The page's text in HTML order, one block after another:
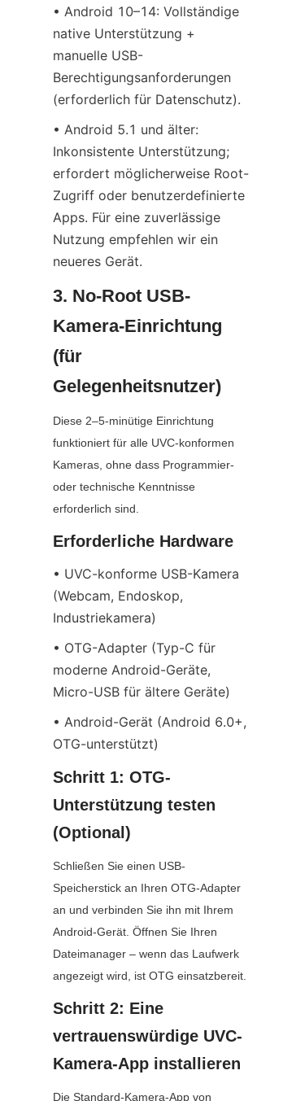
• Android 10–14: Vollständige
native Unterstützung +
manuelle USB-
Berechtigungsanforderungen
(erforderlich für Datenschutz).
• Android 5.1 und älter:
Inkonsistente Unterstützung;
erfordert möglicherweise Root-
Zugriff oder benutzerdefinierte
Apps. Für eine zuverlässige
Nutzung empfehlen wir ein
neueres Gerät.
3. No-Root USB-
Kamera-Einrichtung
(für
Gelegenheitsnutzer)
Diese 2–5-minütige Einrichtung
funktioniert für alle UVC-konformen
Kameras, ohne dass Programmier-
oder technische Kenntnisse
erforderlich sind.
Erforderliche Hardware
• UVC-konforme USB-Kamera
(Webcam, Endoskop,
Industriekamera)
• OTG-Adapter (Typ-C für
moderne Android-Geräte,
Micro-USB für ältere Geräte)
• Android-Gerät (Android 6.0+,
OTG-unterstützt)
Schritt 1: OTG-
Unterstützung testen
(Optional)
Schließen Sie einen USB-
Speicherstick an Ihren OTG-Adapter
an und verbinden Sie ihn mit Ihrem
Android-Gerät. Öffnen Sie Ihren
Dateimanager – wenn das Laufwerk
angezeigt wird, ist OTG einsatzbereit.
Schritt 2: Eine
vertrauenswürdige UVC-
Kamera-App installieren
Die Standard-Kamera-App von